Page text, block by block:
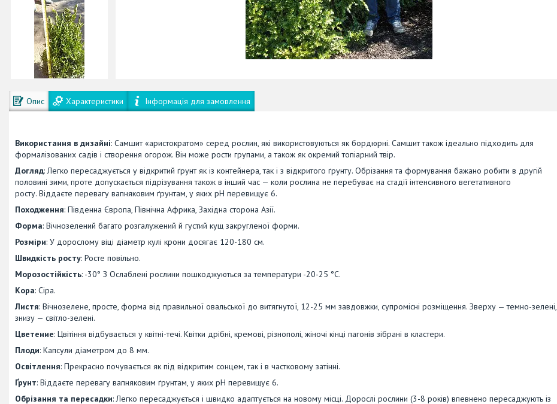
Опис Характеристики Інформація для замовлення
Використання в дизайні: Самшит «аристократом» серед рослин, які використовуються як бордюрні. Самшит також ідеально підходить для
формалізованих садів і створення огорож. Він може рости групами, а також як окремий топіарний твір.
Догляд: Легко пересаджується у відкритий ґрунт як із контейнера, так і з відкритого ґрунту. Обрізання та формування бажано робити в другій
половині зими, проте допускається підрізування також в інший час — коли рослина не перебуває на стадії інтенсивного вегетативного
росту. Віддаєте перевагу вапняковим ґрунтам, у яких pH перевищує 6.
Походження: Південна Європа, Північна Африка, Західна сторона Азії.
Форма: Вічнозелений багато розгалужений й густий кущ закругленої форми.
Розміри: У дорослому віці діаметр кулі крони досягає 120-180 см.
Швидкість росту: Росте повільно.
Морозостійкість: -30° З Ослаблені рослини пошкоджуються за температури -20-25 °C.
Кора: Сіра.
Листя: Вічнозелене, просте, форма від правильної овальської до витягнутої, 12-25 мм завдовжки, супромісні розміщення. Зверху — темно-зелені,
знизу — світло-зелені.
Цветение: Цвітіння відбувається у квітні-течі. Квітки дрібні, кремові, різнополі, жіночі кінці пагонів зібрані в кластери.
Плоди: Капсули діаметром до 8 мм.
Освітлення: Прекрасно почувається як під відкритим сонцем, так і в частковому затінні.
Ґрунт: Віддаєте перевагу вапняковим ґрунтам, у яких pH перевищує 6.
Обрізання та пересадки: Легко пересаджується і швидко адаптується на новому місці. Дорослі рослини (3-8 років) впевнено пересаджують із